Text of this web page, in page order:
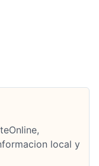
local y